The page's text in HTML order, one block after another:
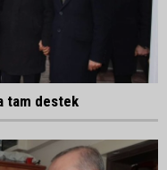
tam destek